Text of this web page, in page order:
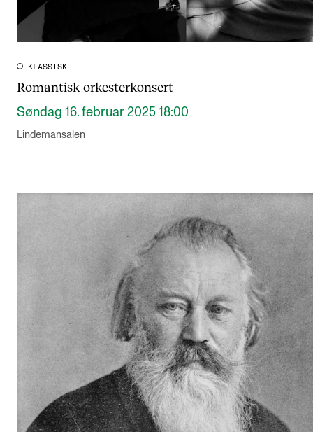
KLASSISK
Romantisk orkesterkonsert
Søndag 16. februar 2025 18:00
Lindemansalen